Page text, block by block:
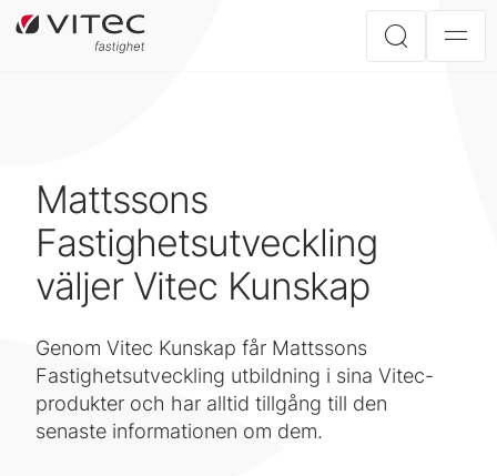
Mattssons
Fastighetsutveckling
väljer Vitec Kunskap
Genom Vitec Kunskap får Mattssons
Fastighetsutveckling utbildning i sina Vitec-
produkter och har alltid tillgång till den
senaste informationen om dem.